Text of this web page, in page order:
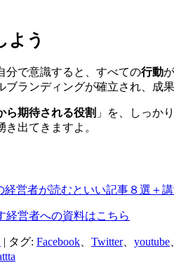
よう
で意識すると、すべての行動
ランディングが確立され、成
ら期待される役割 」を、しっか
出てきますよ。
経営者への資料はこちら
| タグ: Facebook Twitter、 youtube